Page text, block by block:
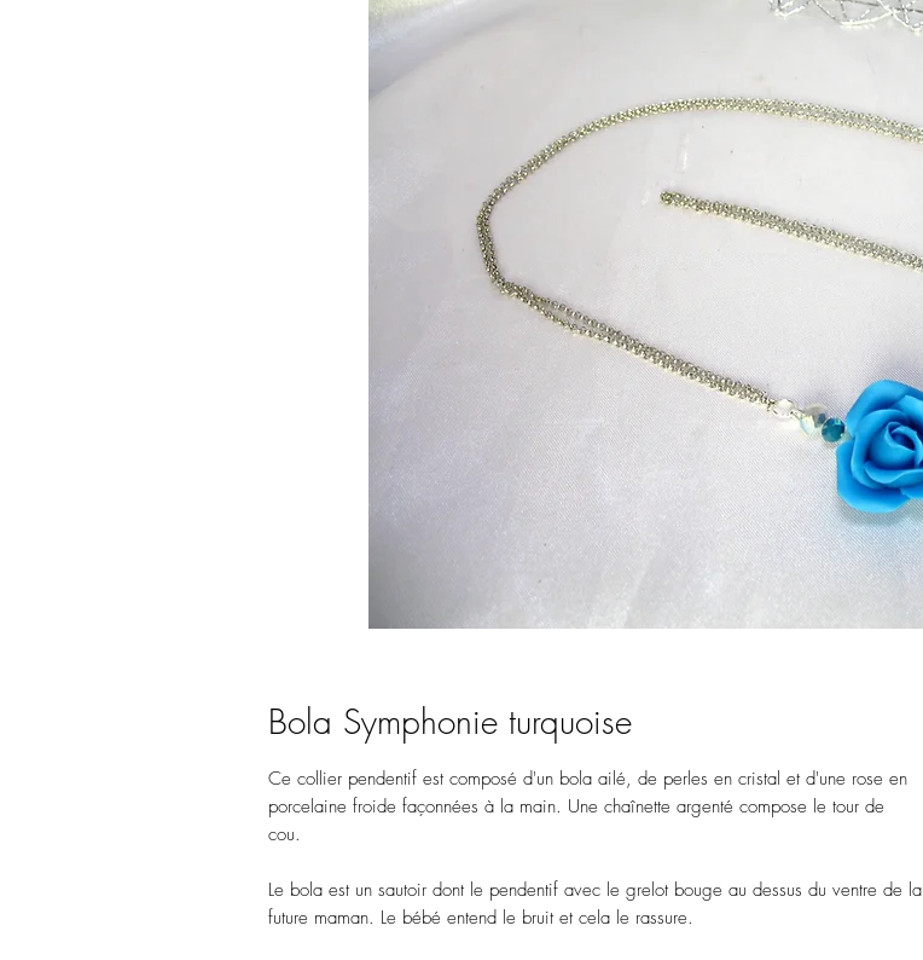
Bola Symphonie turquoise
Ce collier pendentif est composé d'un bola ailé, de perles en cristal et d'une rose en
porcelaine froide façonnées à la main. Une chaînette argenté compose le tour de
cou.
Le bola est un sautoir dont le pendentif avec le grelot bouge au dessus du ventre de la
future maman. Le bébé entend le bruit et cela le rassure.